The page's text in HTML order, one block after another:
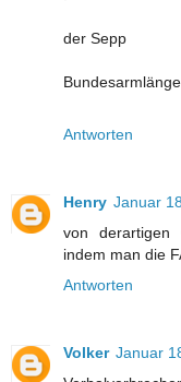
der Sepp
Antworten
Henry Januar
von derartigen
indem man die
Antworten
Volker Januar